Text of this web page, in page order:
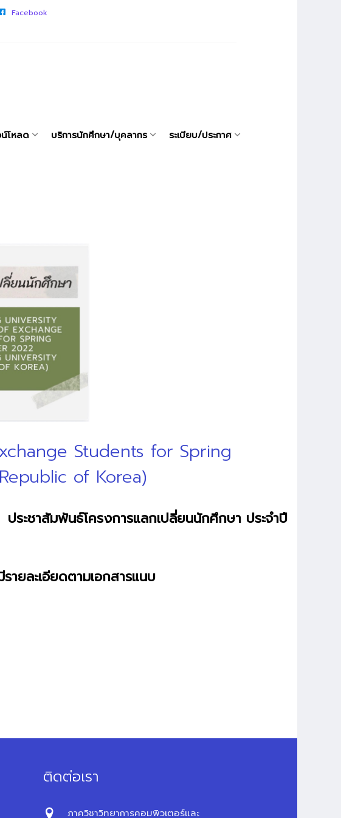
Facebook
โหลด บริการนักศึกษา/บุคลากร ระเบียบ/ประกาศ
Students for Spring
of Korea)
ะชาสัมพันธ์โครงการแลกเปลี่ยนนักศึกษา ประจำปี
ายละเอียดตามเอกสารแนบ
ติดต่อเรา
ภาควิชาวิทยาการคอมพิวเตอร์และ